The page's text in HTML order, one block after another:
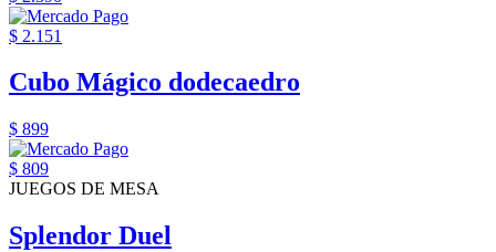
$ 2.151
Cubo Mágico dodecaedro
$ 899
$ 809
JUEGOS DE MESA
Splendor Duel